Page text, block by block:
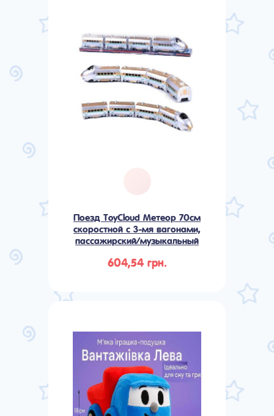
Поезд ToyCloud Метеор 70см
скоростной с 3-мя вагонами,
пассажирский/музыкальный
604,54 грн.